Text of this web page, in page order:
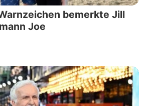
bemerkte Jill
Joe